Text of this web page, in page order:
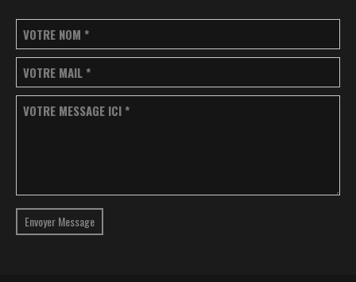
VOTRE NOM *
VOTRE MAIL *
VOTRE MESSAGE ICI *
Envoyer Message